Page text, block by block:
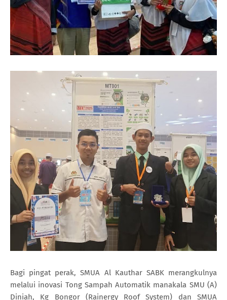
Bagi pingat perak, SMUA Al Kauthar SABK merangkulnya
melalui inovasi Tong Sampah Automatik manakala SMU (A)
Diniah, Kg Bongor (Rainergy Roof System) dan SMUA